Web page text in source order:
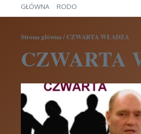
GŁÓWNA RODO
Strona główna /CZWARTA WŁADZA
CZWARTA